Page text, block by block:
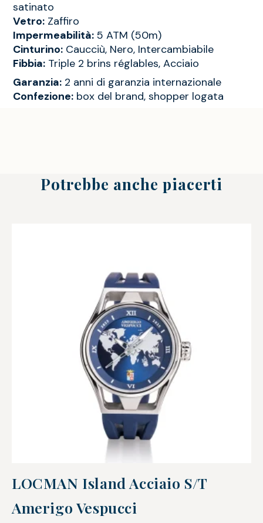
satinato
Vetro: Zaffiro
Impermeabilità: 5 ATM (50m)
Cinturino: Caucciù, Nero, Intercambiabile
Fibbia: Triple 2 brins réglables, Acciaio
Garanzia: 2 anni di garanzia internazionale
Confezione: box del brand, shopper logata
Potrebbe anche piacerti
LOCMAN Island Acciaio S/T
Amerigo Vespucci